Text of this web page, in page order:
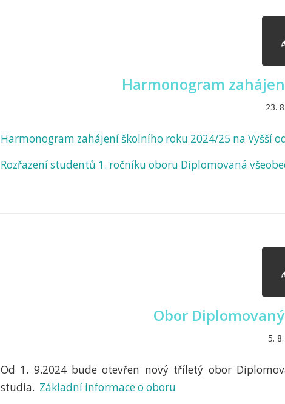
Harmonogram
23.
Harmonogram zahájení školního roku 2024/25 na Vyšší
Rozřazení studentů 1. ročníku oboru Diplomovaná
Obor
5.
Od 1. 9.2024 bude otevřen nový tříletý obor
studia. Základní informace o oboru